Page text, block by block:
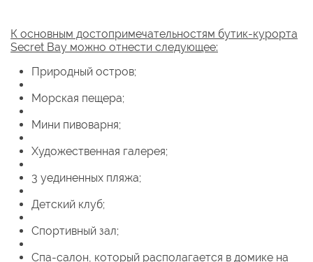
К основным достопримечательностям бутик-курорта
Secret Bay можно отнести следующее:
Природный остров;
Морская пещера;
Мини пивоварня;
Художественная галерея;
3 уединенных пляжа;
Детский клуб;
Спортивный зал;
Спа-салон, который располагается в домике на